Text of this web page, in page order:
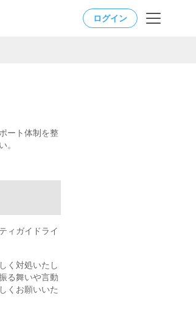
ログイン
ート体制を整
。
ィガイドライ
く対処いたし
る舞いや言動
くお願いいた